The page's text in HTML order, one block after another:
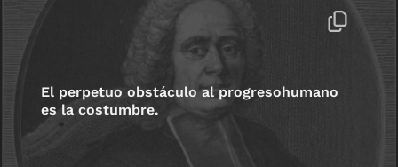
El perpetuo obstáculo al progresohumano
es la costumbre.